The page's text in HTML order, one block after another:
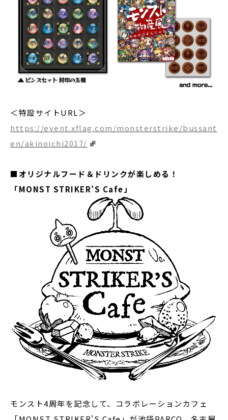
＜特設サイトURL＞
https://event.xflag.com/monsterstrike/bussant
en/akinoichi2017/
■オリジナルフード＆ドリンクが楽しめる！
「MONST STRIKER’S Cafe」
モンスト4周年を記念して、コラボレーションカフェ